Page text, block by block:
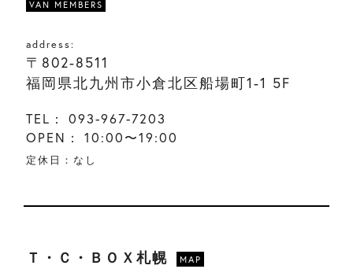
VAN MEMBERS
address:
〒802-8511
福岡県北九州市小倉北区船場町1-1 5F
TEL：
093-967-7203
OPEN：
10:00〜19:00
定休日：なし
Ｔ・Ｃ・ＢＯＸ札幌 MAP